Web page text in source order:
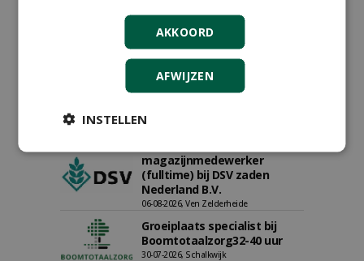
landbouwmachines bij DSV
zaden Nederland B.V.
06-08-2026, Ven-Zelderheide
Kasmedewerker (fulltime) bij
06-08-2026, Ven-Zelderheide
magazijnmedewerker
(fulltime) bij DSV zaden
Nederland B.V.
06-08-2026, Ven Zelderheide
Groeiplaats specialist bij
Boomtotaalzorg32-40 uur
30-07-2026, Schalkwijk
AKKOORD
AFWIJZEN
INSTELLEN